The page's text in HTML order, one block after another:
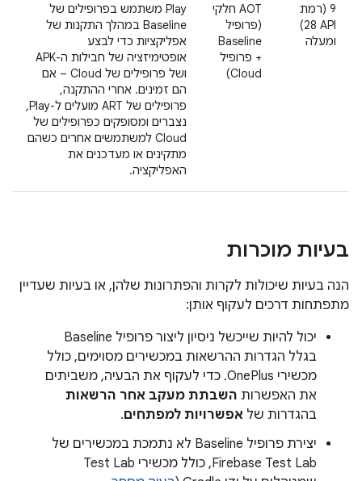
‫9 (רמת
API‏ 28)
ומעלה
‫AOT חלקי
(פרופיל
Baseline
+ פרופיל
Cloud)
‫Play משתמש בפרופילים של
Baseline במהלך התקנות של
אפליקציות כדי לבצע
אופטימיזציה של חבילות ה-APK
ושל פרופילים של Cloud – אם
הם זמינים. אחרי ההתקנה,
פרופילים של ART מועלים ל-Play,
נצברים ומסופקים כפרופילים של
Cloud למשתמשים אחרים כשהם
מתקינים או מעדכנים את
האפליקציה.
בעיות מוכרות
הנה בעיות שיכולות לקרות והפתרונות שלהן, או בעיות שעדיין
מתפתחות דרכים לעקוף אותן:
יכול להיות שייכשל ניסיון ליצור פרופיל Baseline
בגלל הגדרות ההרשאות במכשירים מסוימים, כולל
מכשירי OnePlus. כדי לעקוף את הבעיה, משביתים
את האפשרות השבתת מעקב אחר הרשאות
בהגדרות של אפשרויות למפתחים.
יצירת פרופיל Baseline לא נתמכת במכשירים של
Firebase Test Lab, כולל מכשירי Test Lab